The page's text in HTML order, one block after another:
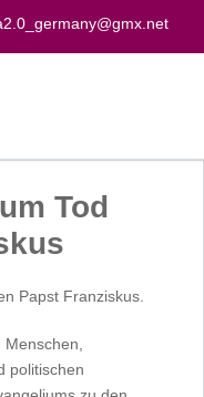
Tod
Papst Franziskus.
politischen